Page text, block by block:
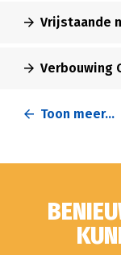
Vrijstaande
Verbouwing
Toon meer...